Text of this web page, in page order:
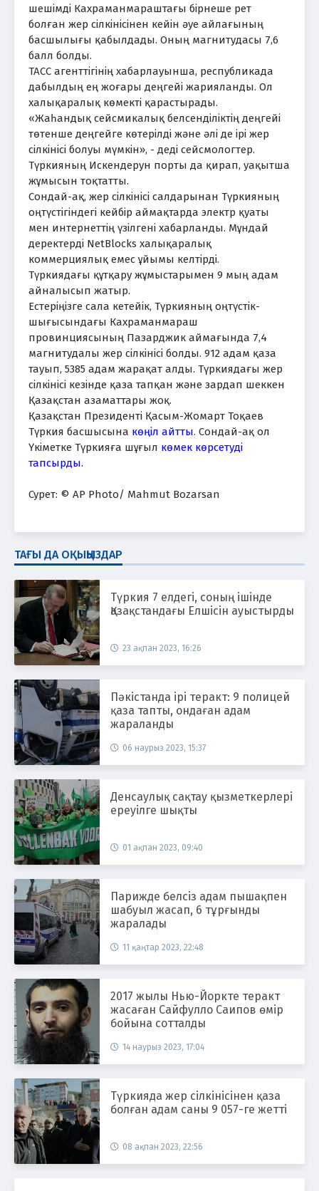
шешімді Кахраманмараштағы бірнеше рет
болған жер сілкінісінен кейін әуе айлағының
басшылығы қабылдады. Оның магнитудасы 7,6
балл болды.
ТАСС агенттігінің хабарлауынша, республикада
дабылдың ең жоғары деңгейі жарияланды. Ол
халықаралық көмекті қарастырады.
«Жаһандық сейсмикалық белсенділіктің деңгейі
төтенше деңгейге көтерілді және әлі де ірі жер
сілкінісі болуы мүмкін», - деді сейсмологтер.
Түркияның Искендерун порты да қирап, уақытша
жұмысын тоқтатты.
Сондай-ақ, жер сілкінісі салдарынан Түркияның
оңтүстігіндегі кейбір аймақтарда электр қуаты
мен интернеттің үзілгені хабарланды. Мұндай
деректерді NetBlocks халықаралық
коммерциялық емес ұйымы келтірді.
Түркиядағы құтқару жұмыстарымен 9 мың адам
айналысып жатыр.
Естеріңізге сала кетейік, Түркияның оңтүстік-
шығысындағы Кахраманмараш
провинциясының Пазарджик аймағында 7,4
магнитудалы жер сілкінісі болды. 912 адам қаза
тауып, 5385 адам жарақат алды. Түркиядағы жер
сілкінісі кезінде қаза тапқан және зардап шеккен
Қазақстан азаматтары жоқ.
Қазақстан Президенті Қасым-Жомарт Тоқаев
Түркия басшысына көңіл айтты. Сондай-ақ ол
Үкіметке Түркияға шұғыл көмек көрсетуді
тапсырды.
Сурет: © AP Photo/ Mahmut Bozarsan
ТАҒЫ ДА ОҚЫҢЫЗДАР
Түркия 7 елдегі, соның ішінде
Қазақстандағы Елшісін ауыстырды
23 ақпан 2023, 16:26
Пәкістанда ірі теракт: 9 полицей
қаза тапты, ондаған адам
жараланды
06 наурыз 2023, 15:37
Денсаулық сақтау қызметкерлері
ереуілге шықты
01 ақпан 2023, 09:40
Парижде белсіз адам пышақпен
шабуыл жасап, 6 тұрғынды
жаралады
11 қаңтар 2023, 22:48
2017 жылы Нью-Йоркте теракт
жасаған Сайфулло Саипов өмір
бойына сотталды
14 наурыз 2023, 17:04
Түркияда жер сілкінісінен қаза
болған адам саны 9 057-ге жетті
08 ақпан 2023, 22:56